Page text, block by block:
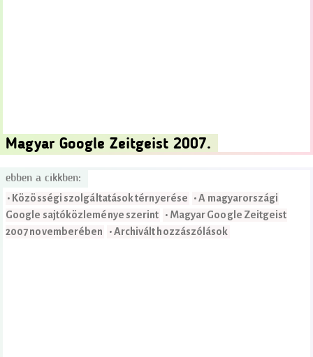
Magyar Google Zeitgeist 2007.
ebben a cikkben:
• Közösségi szolgáltatások térnyerése • A magyarországi
Google sajtóközleménye szerint • Magyar Google Zeitgeist
2007 novemberében • Archivált hozzászólások